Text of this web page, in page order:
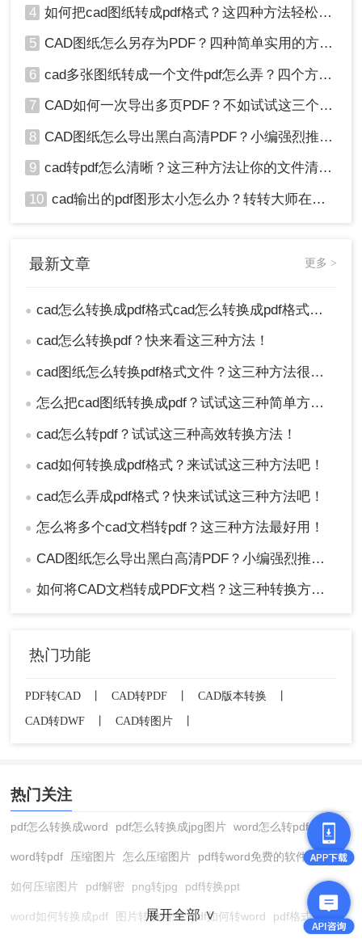
够帮助到你，祝你在转换过程中顺利完成。
4 如何把cad图纸转成pdf格式？这四种方法轻松转换！
5 CAD图纸怎么另存为PDF？四种简单实用的方法推荐
6 cad多张图纸转成一个文件pdf怎么弄？四个方法帮你搞定！
7 CAD如何一次导出多页PDF？不如试试这三个方法！
8 CAD图纸怎么导出黑白高清PDF？小编强烈推荐这三种方法！
9 cad转pdf怎么清晰？这三种方法让你的文件清晰无比！
10 cad输出的pdf图形太小怎么办？转转大师在线搞定
最新文章 更多 >
● cad怎么转换成pdf格式cad怎么转换成pdf格式？推荐这三种方法给大家！
● cad怎么转换pdf？快来看这三种方法！
● cad图纸怎么转换pdf格式文件？这三种方法很不错
● 怎么把cad图纸转换成pdf？试试这三种简单方法！
● cad怎么转pdf？试试这三种高效转换方法！
● cad如何转换成pdf格式？来试试这三种方法吧！
● cad怎么弄成pdf格式？快来试试这三种方法吧！
● 怎么将多个cad文档转pdf？这三种方法最好用！
● CAD图纸怎么导出黑白高清PDF？小编强烈推荐这三种方法！
● 如何将CAD文档转成PDF文档？这三种转换方法快来了解下！
热门功能
PDF转CAD CAD转PDF CAD版本转换
CAD转DWF
CAD转图片
热门关注
pdf怎么转换成word pdf怎么转换成jpg图片 word怎么转pdf
word转pdf 压缩图片 怎么压缩图片 pdf转word免费的软件
如何压缩图片 pdf解密 png转jpg pdf转换ppt
word如何转换成pdf 图片转换格式 pdf如何转word pdf格式转换
展开全部 ∨